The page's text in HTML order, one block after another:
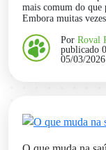
mais comum do que
Embora muitas
Por Roval
publicado
05/03/